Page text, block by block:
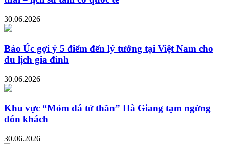
30.06.2026
Báo Úc gợi ý 5 điểm đến lý tưởng tại Việt Nam cho
du lịch gia đình
30.06.2026
Khu vực “Mỏm đá tử thần” Hà Giang tạm ngừng
đón khách
30.06.2026